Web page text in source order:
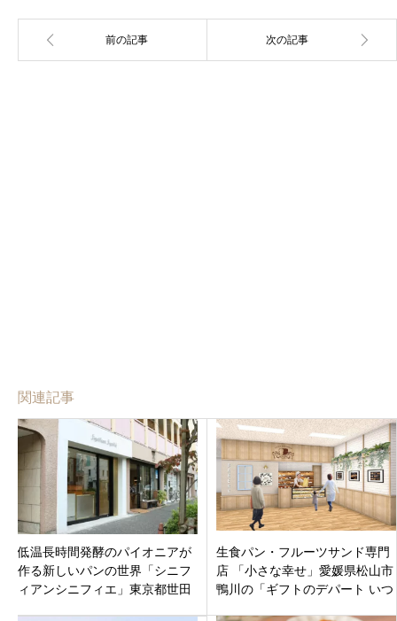
関連記事
低温長時間発酵のパイオニアが
作る新しいパンの世界「シニフ
ィアンシニフィエ」東京都世田
生食パン・フルーツサンド専門
店 「小さな幸せ」愛媛県松山市
鴨川の「ギフトのデパート いつ